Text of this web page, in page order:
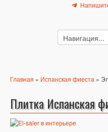
Главная » Испанская фиеста »
Плитка Испанская